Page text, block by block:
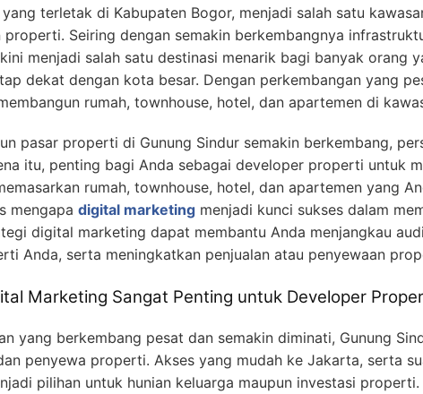
yang terletak di Kabupaten Bogor, menjadi salah satu
properti. Seiring dengan semakin berkembangnya
menjadi salah satu destinasi menarik bagi banyak orang
dekat dengan kota besar. Dengan perkembangan yang
rumah, townhouse, hotel, dan apartemen di
pasar properti di Gunung Sindur semakin berkembang,
itu, penting bagi Anda sebagai developer properti untuk
rumah, townhouse, hotel, dan apartemen yang
mengapa digital marketing menjadi kunci sukses dalam
digital marketing dapat membantu Anda menjangkau
Anda, serta meningkatkan penjualan atau penyewaan
Marketing Sangat Penting untuk Developer
yang berkembang pesat dan semakin diminati, Gunung
penyewa properti. Akses yang mudah ke Jakarta, serta
pilihan untuk hunian keluarga maupun investasi